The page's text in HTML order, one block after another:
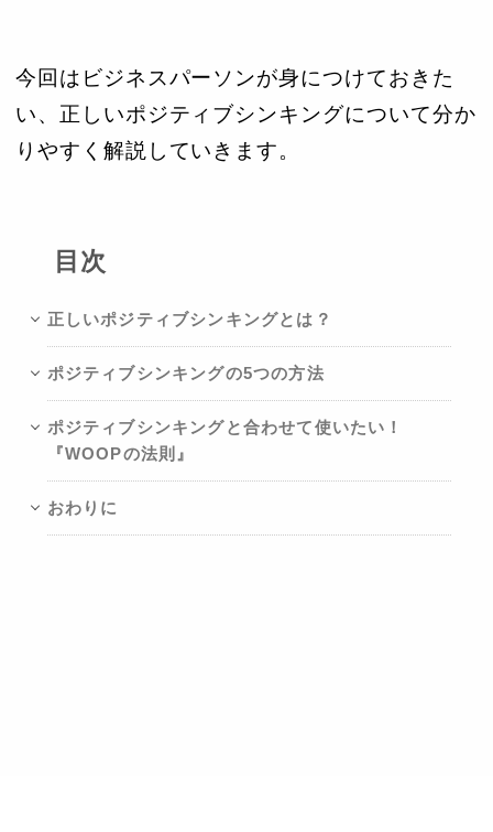
今回はビジネスパーソンが身につけておきた
い、正しいポジティブシンキングについて分か
りやすく解説していきます。
目次
正しいポジティブシンキングとは？
ポジティブシンキングの5つの方法
ポジティブシンキングと合わせて使いたい！
『WOOPの法則』
おわりに